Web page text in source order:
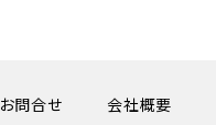
お問合せ 会社概要